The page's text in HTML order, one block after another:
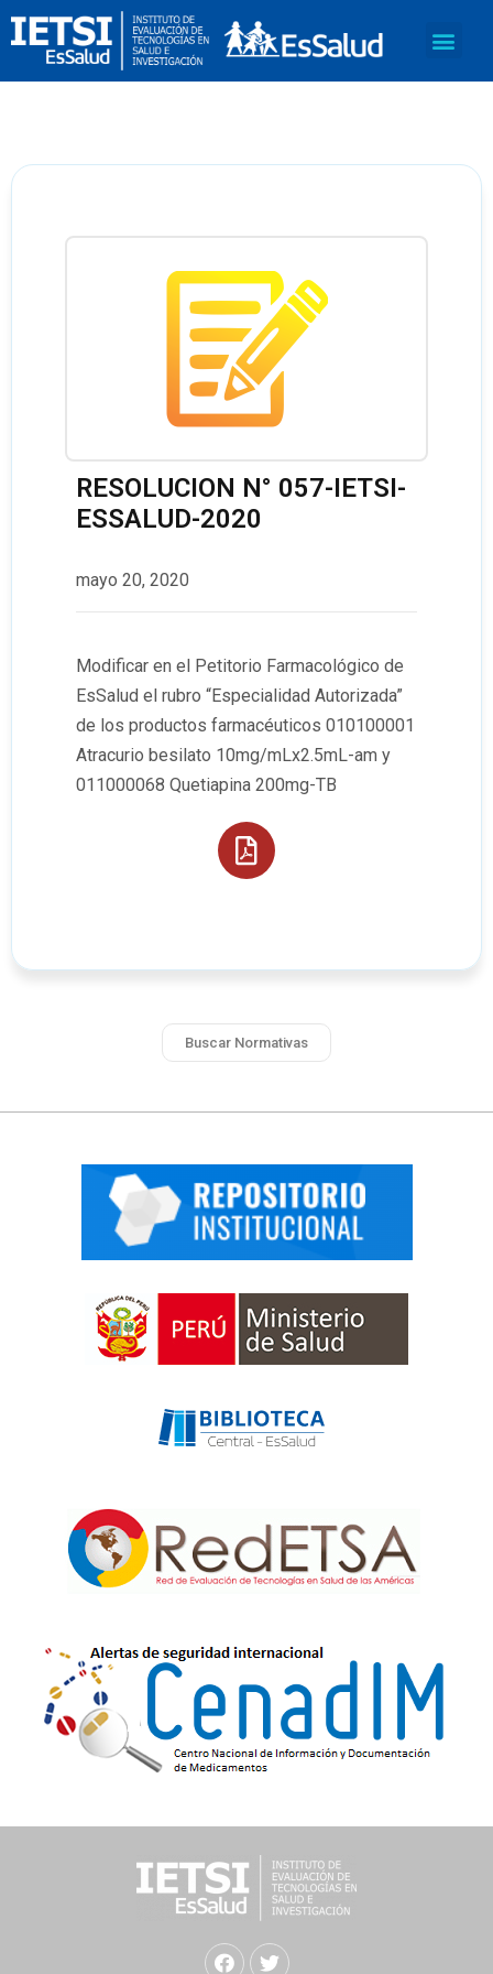
RESOLUCION N° 057-IETSI-
ESSALUD-2020
mayo 20, 2020
Modificar en el Petitorio Farmacológico de
EsSalud el rubro “Especialidad Autorizada”
de los productos farmacéuticos 010100001
Atracurio besilato 10mg/mLx2.5mL-am y
011000068 Quetiapina 200mg-TB
Buscar Normativas